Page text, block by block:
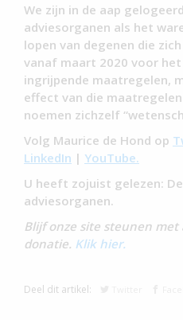
We zijn in de aap
adviesorganen als het
lopen van degenen die
vanaf maart 2020 voor het
ingrijpende maatregelen,
effect van die
noemen zichzelf
Volg Maurice de Hond op
LinkedIn | YouTube.
U heeft zojuist gelezen:
adviesorganen.
Blijf onze site steunen
donatie. Klik hier.
Deel dit artikel: